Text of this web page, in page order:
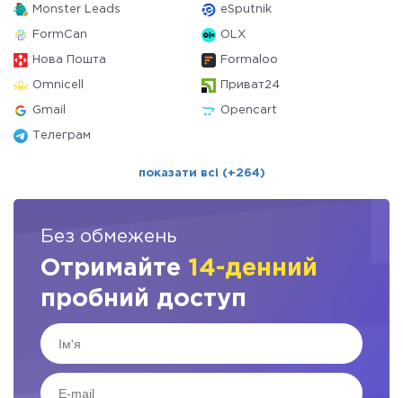
Monster Leads eSputnik
FormCan OLX
Нова Пошта Formaloo
Omnicell Приват24
Gmail Opencart
Телеграм
показати всі (+264)
Без обмежень
Отримайте 14-денний
пробний доступ